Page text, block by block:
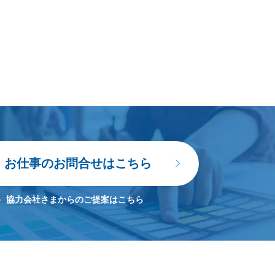
お仕事のお問合せはこちら
協力会社さまからのご提案はこちら